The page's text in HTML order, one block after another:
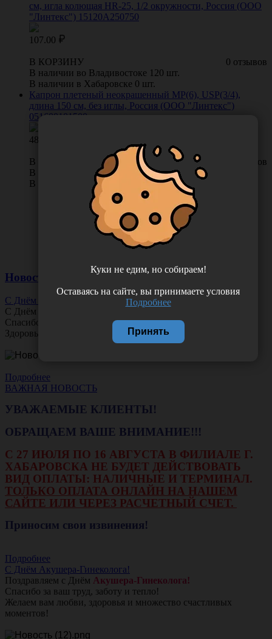
см, игла колющая HR-25, 1/2 окружности, Россия (ООО
"Линтекс") 15120A250750
107.00
0 отзывов
В КОРЗИНУ
В наличии во Владивостоке 120 шт.
В наличии в Хабаровске 0 шт.
Капрон плетеный неокрашенный МР(6), USP(3/4),
длина 150 см, без иглы, Россия (ООО "Линтекс")
051600101500
48.00
0 отзывов
В КОРЗИНУ
В наличии во Владивостоке 40 шт.
В наличии в Хабаровске 0 шт.
Новости
С Днём Офтальмолога!
С Днём
Спасибо за ясное зрение и заботу о пациентах.
Здоровья вам и новых профессиональных побед!
Подробнее
ВАЖНАЯ НОВОСТЬ
УВАЖАЕМЫЕ КЛИЕНТЫ!
ОБРАЩАЕМ ВАШЕ ВНИМАНИЕ!!!
С 27 ИЮЛЯ ПО 16 АВГУСТА В ФИЛИАЛЕ Г.
ХАБАРОВСКА НЕ БУДЕТ ДЕЙСТВОВАТЬ
ВИД ОПЛАТЫ: НАЛИЧНЫЕ И ТЕРМИНАЛ.
ТОЛЬКО ОПЛАТА ОНЛАЙН НА НАШЕМ
САЙТЕ ИЛИ ЧЕРЕЗ РАСЧЕТНЫЙ СЧЕТ.
Приносим свои извинения!
Подробнее
С Днём Акушера-Гинеколога!
Поздравляем с Днём Акушера-Гинеколога!
Спасибо за ваш труд, заботу и тепло!
Желаем вам любви, здоровья и множество счастливых
моментов!
Куки не едим, но собираем!
Оставаясь на сайте, вы принимаете условия
Подробнее
Принять